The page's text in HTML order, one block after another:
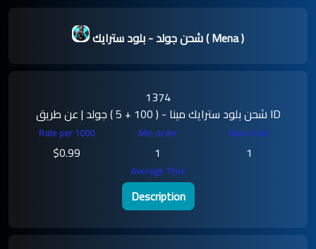
شحن جولد - بلود سترايك ( Mena )
1374
شحن بلود سترايك مينا - ( 100 + 5 ) جولد | عن طريق ID
$0.99
1 1
Description